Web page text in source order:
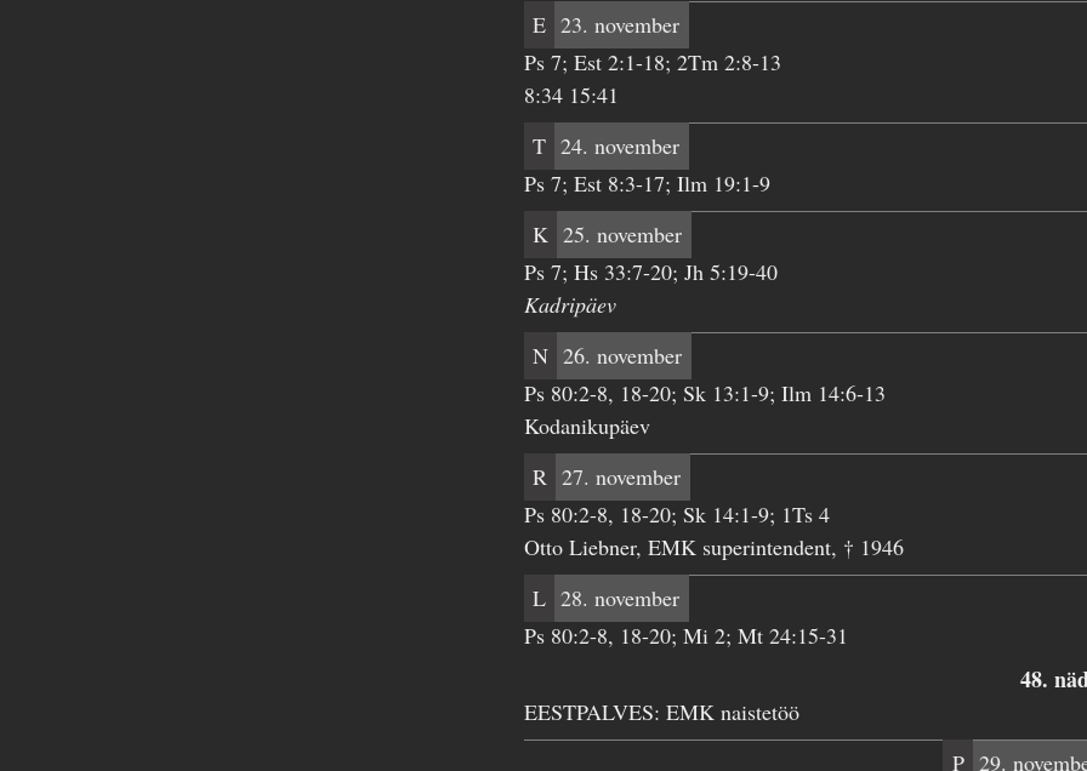
E 23. november
Ps 7; Est 2:1-18; 2Tm 2:8-13
8:34 15:41
T 24. november
Ps 7; Est 8:3-17; Ilm 19:1-9
K 25. november
Ps 7; Hs 33:7-20; Jh 5:19-40
Kadripäev
N 26. november
Ps 80:2-8, 18-20; Sk 13:1-9; Ilm 14:6-13
Kodanikupäev
R 27. november
Ps 80:2-8, 18-20; Sk 14:1-9; 1Ts 4
Otto Liebner, EMK superintendent, † 1946
L 28. november
Ps 80:2-8, 18-20; Mi 2; Mt 24:15-31
48.
EESTPALVES: EMK naistetöö
P 29.